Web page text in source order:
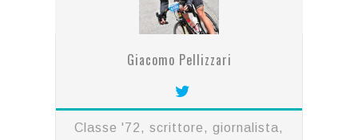
Giacomo Pellizzari
Classe '72, scrittore, giornalista,